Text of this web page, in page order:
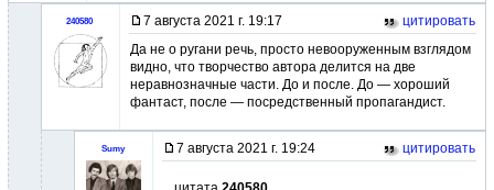
240580 7 августа 2021 г. 19:17
цитировать
Да не о ругани речь, просто невооруженным взглядом
видно, что творчество автора делится на две
неравнозначные части. До и после. До — хороший
фантаст, после — посредственный пропагандист.
Sumy 7 августа 2021 г. 19:24 цитировать